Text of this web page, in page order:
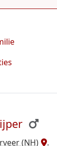
(NH)
.